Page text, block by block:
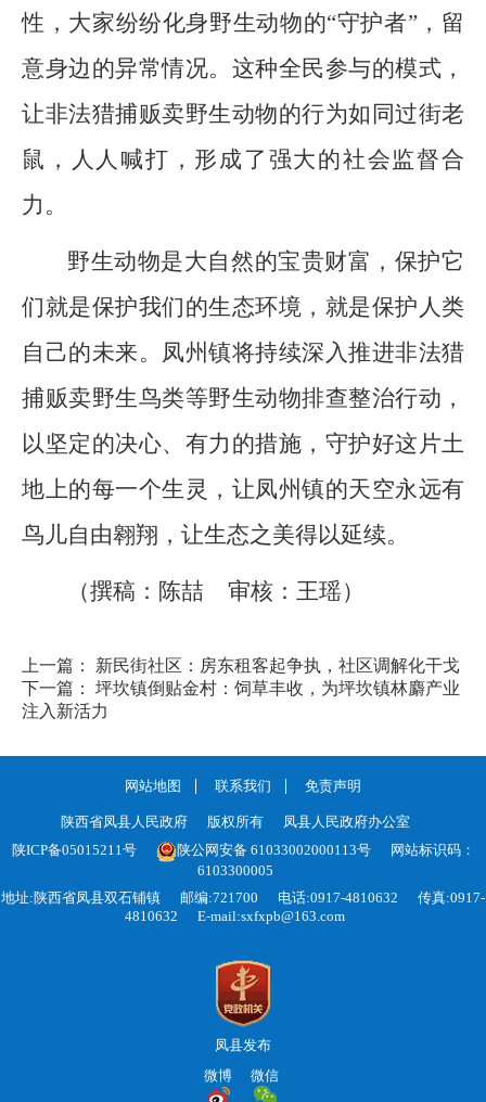
性，大家纷纷化身野生动物的“守护者”，留
意身边的异常情况。这种全民参与的模式，
让非法猎捕贩卖野生动物的行为如同过街老
鼠，人人喊打，形成了强大的社会监督合
力。
野生动物是大自然的宝贵财富，保护它
们就是保护我们的生态环境，就是保护人类
自己的未来。凤州镇将持续深入推进非法猎
捕贩卖野生鸟类等野生动物排查整治行动，
以坚定的决心、有力的措施，守护好这片土
地上的每一个生灵，让凤州镇的天空永远有
鸟儿自由翱翔，让生态之美得以延续。
（撰稿：陈喆 审核：王瑶）
上一篇： 新民街社区：房东租客起争执，社区调解化干戈
下一篇： 坪坎镇倒贴金村：饲草丰收，为坪坎镇林麝产业
注入新活力
网站地图 联系我们 免责声明
陕西省凤县人民政府 版权所有
凤县人民政府办公室
陕ICP备05015211号
陕公网安备 61033002000113号
网站标识码：
6103300005
地址:陕西省凤县双石铺镇
邮编:721700 电话:0917-4810632
传真:0917-
4810632
E-mail:sxfxpb@163.com
凤县发布
微博
微信